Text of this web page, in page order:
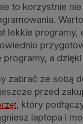
to korzystnie
lekkie
a
zabrać ze sobą
przed
, który
laptopa i